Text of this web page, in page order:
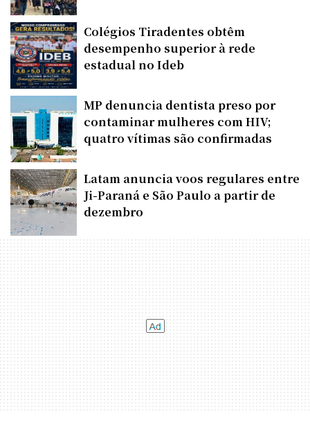
Colégios Tiradentes obtêm
desempenho superior à rede
estadual no Ideb
MP denuncia dentista preso por
contaminar mulheres com HIV;
quatro vítimas são confirmadas
Latam anuncia voos regulares entre
Ji-Paraná e São Paulo a partir de
dezembro